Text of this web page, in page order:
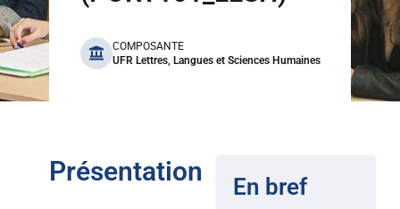
benefits
COMPOSANTE
UFR Lettres, Langues et Sciences Humaines
Présentation En bref